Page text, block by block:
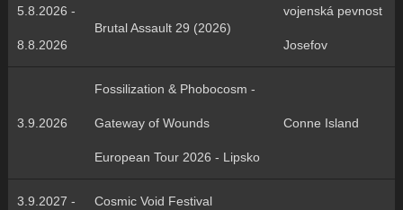
5.8.2026 -
8.8.2026
Brutal Assault 29 (2026)
vojenská pevnost
Josefov
3.9.2026
Fossilization & Phobocosm -
Gateway of Wounds
European Tour 2026 - Lipsko
Conne Island
3.9.2027 - Cosmic Void Festival